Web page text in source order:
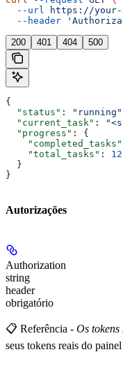
  --url
https://your-
  --header
200 401 404 500
{
  "status"
: "running"
  "current_task"
:
  "progress"
: {
    "completed_tasks"
    "total_tasks"
:
  }
}
Autorizações
Authorization
string
header
obrigatório
📋 Referência - Os tokens
seus tokens reais do